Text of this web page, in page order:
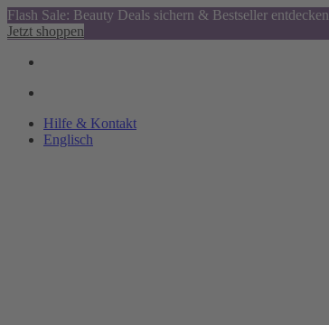
Flash Sale: Beauty Deals sichern & Bestseller entdecken
Jetzt shoppen
Hilfe & Kontakt
Englisch